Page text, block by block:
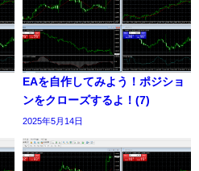
EAを自作してみよう！ポジショ
ンをクローズするよ！(7)
2025年5月14日